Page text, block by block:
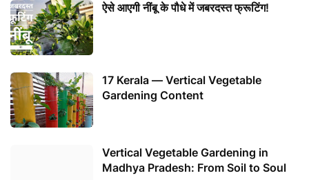
ऐसे आएगी नींबू के पौधे में जबरदस्त फ्रूटिंग!
17 Kerala — Vertical Vegetable
Gardening Content
Vertical Vegetable Gardening in
Madhya Pradesh: From Soil to Soul